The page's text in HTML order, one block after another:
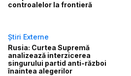
controalelor la frontieră
Știri Externe
Rusia: Curtea Supremă
analizează interzicerea
singurului partid anti-război
înaintea alegerilor